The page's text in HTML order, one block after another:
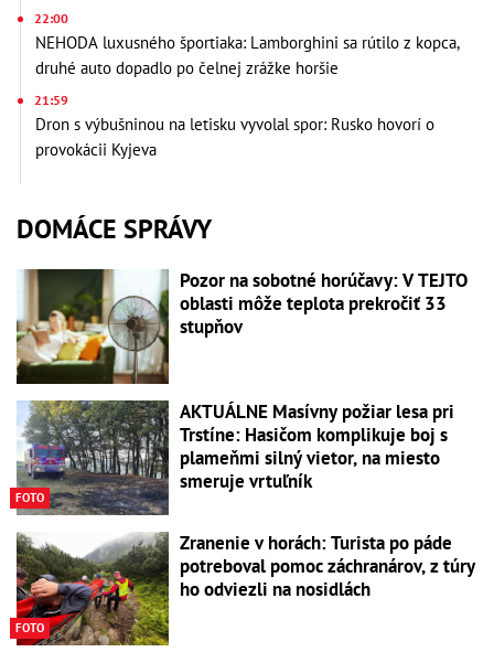
22:00
NEHODA luxusného športiaka: Lamborghini sa rútilo z kopca,
druhé auto dopadlo po čelnej zrážke horšie
21:59
Dron s výbušninou na letisku vyvolal spor: Rusko hovorí o
provokácii Kyjeva
DOMÁCE SPRÁVY
Pozor na sobotné horúčavy: V TEJTO
oblasti môže teplota prekročiť 33
stupňov
FOTO
AKTUÁLNE Masívny požiar lesa pri
Trstíne: Hasičom komplikuje boj s
plameňmi silný vietor, na miesto
smeruje vrtuľník
FOTO
Zranenie v horách: Turista po páde
potreboval pomoc záchranárov, z túry
ho odviezli na nosidlách